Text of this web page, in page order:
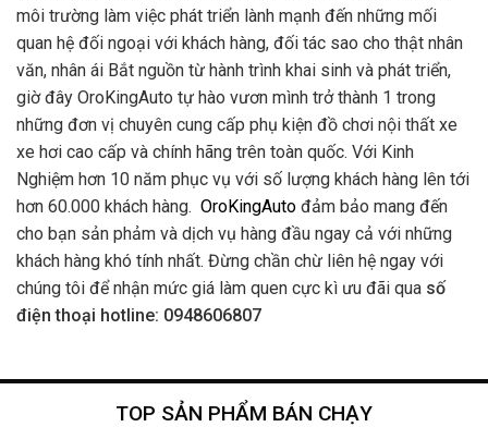
môi trường làm việc phát triển lành mạnh đến những mối
quan hệ đối ngoại với khách hàng, đối tác sao cho thật nhân
văn, nhân ái Bắt nguồn từ hành trình khai sinh và phát triển,
giờ đây OroKingAuto tự hào vươn mình trở thành 1 trong
những đơn vị chuyên cung cấp phụ kiện đồ chơi nội thất xe
xe hơi cao cấp và chính hãng trên toàn quốc. Với Kinh
Nghiệm hơn 10 năm phục vụ với số lượng khách hàng lên tới
hơn 60.000 khách hàng. OroKingAuto đảm bảo mang đến
cho bạn sản phảm và dịch vụ hàng đầu ngay cả với những
khách hàng khó tính nhất. Đừng chần chừ liên hệ ngay với
chúng tôi để nhận mức giá làm quen cực kì ưu đãi qua số
điện thoại hotline: 0948606807
TOP SẢN PHẨM BÁN CHẠY